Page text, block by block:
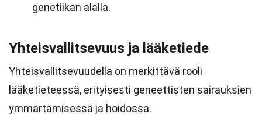
genetiikan alalla.
Yhteisvallitsevuus ja lääketiede
Yhteisvallitsevuudella on merkittävä rooli
lääketieteessä, erityisesti geneettisten sairauksien
ymmärtämisessä ja hoidossa.